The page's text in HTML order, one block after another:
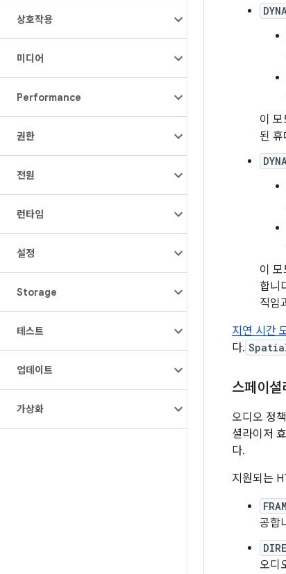
상호작용
미디어
Performance
권한
전원
런타임
설정
Storage
테스트
업데이트
가상화
이
된 휴
이
합니
직임
지연 시간
다.
스페이셜
오디오 정
셜라이저
다.
지원되는
공합
오디